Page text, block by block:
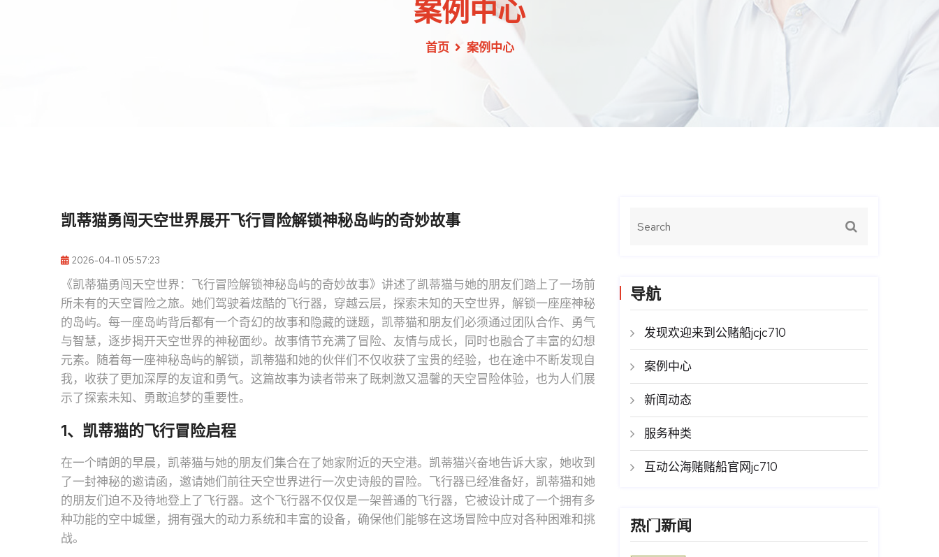
案例中心
首页 案例中心
凯蒂猫勇闯天空世界展开飞行冒险解锁神秘岛屿的奇妙故事
2026-04-11 05:57:23
《凯蒂猫勇闯天空世界：飞行冒险解锁神秘岛屿的奇妙故事》讲述了凯蒂猫与她的朋友们踏上了一场前
所未有的天空冒险之旅。她们驾驶着炫酷的飞行器，穿越云层，探索未知的天空世界，解锁一座座神秘
的岛屿。每一座岛屿背后都有一个奇幻的故事和隐藏的谜题，凯蒂猫和朋友们必须通过团队合作、勇气
与智慧，逐步揭开天空世界的神秘面纱。故事情节充满了冒险、友情与成长，同时也融合了丰富的幻想
元素。随着每一座神秘岛屿的解锁，凯蒂猫和她的伙伴们不仅收获了宝贵的经验，也在途中不断发现自
我，收获了更加深厚的友谊和勇气。这篇故事为读者带来了既刺激又温馨的天空冒险体验，也为人们展
示了探索未知、勇敢追梦的重要性。
1、凯蒂猫的飞行冒险启程
在一个晴朗的早晨，凯蒂猫与她的朋友们集合在了她家附近的天空港。凯蒂猫兴奋地告诉大家，她收到
了一封神秘的邀请函，邀请她们前往天空世界进行一次史诗般的冒险。飞行器已经准备好，凯蒂猫和她
的朋友们迫不及待地登上了飞行器。这个飞行器不仅仅是一架普通的飞行器，它被设计成了一个拥有多
种功能的空中城堡，拥有强大的动力系统和丰富的设备，确保他们能够在这场冒险中应对各种困难和挑
战。
导航
发现欢迎来到公赌船jcjc710
案例中心
新闻动态
服务种类
互动公海赌赌船官网jc710
热门新闻